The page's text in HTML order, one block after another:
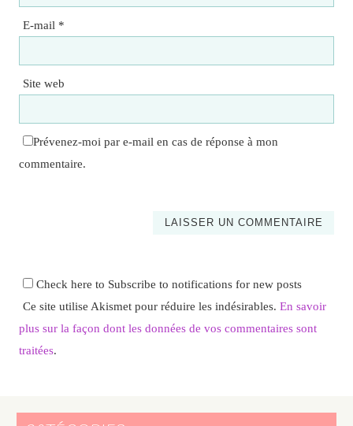
E-mail *
Site web
Prévenez-moi par e-mail en cas de réponse à mon
commentaire.
Check here to Subscribe to notifications for new posts
Ce site utilise Akismet pour réduire les indésirables. En savoir
plus sur la façon dont les données de vos commentaires sont
traitées.